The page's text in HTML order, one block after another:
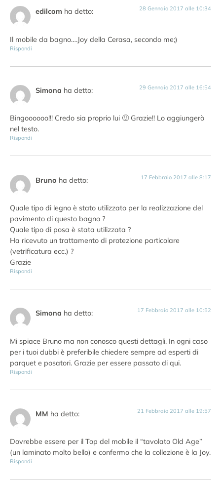
edilcom ha detto: 28 Gennaio 2017 alle 10:34
Il mobile da bagno….Joy della Cerasa, secondo me;)
Rispondi
Simona ha detto: 29 Gennaio 2017 alle 16:54
Bingoooooo!!! Credo sia proprio lui 🙂 Grazie!! Lo aggiungerò
nel testo.
Rispondi
Bruno ha detto: 17 Febbraio 2017 alle 8:17
Quale tipo di legno è stato utilizzato per la realizzazione del
pavimento di questo bagno ?
Quale tipo di posa è stata utilizzata ?
Ha ricevuto un trattamento di protezione particolare
(vetrificatura ecc.) ?
Grazie
Rispondi
Simona ha detto: 17 Febbraio 2017 alle 10:52
Mi spiace Bruno ma non conosco questi dettagli. In ogni caso
per i tuoi dubbi è preferibile chiedere sempre ad esperti di
parquet e posatori. Grazie per essere passato di qui.
Rispondi
MM ha detto: 21 Febbraio 2017 alle 19:57
Dovrebbe essere per il Top del mobile il “tavolato Old Age”
(un laminato molto bello) e confermo che la collezione è la Joy.
Rispondi